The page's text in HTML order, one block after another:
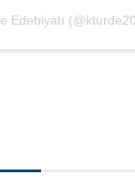
Edebiyatı